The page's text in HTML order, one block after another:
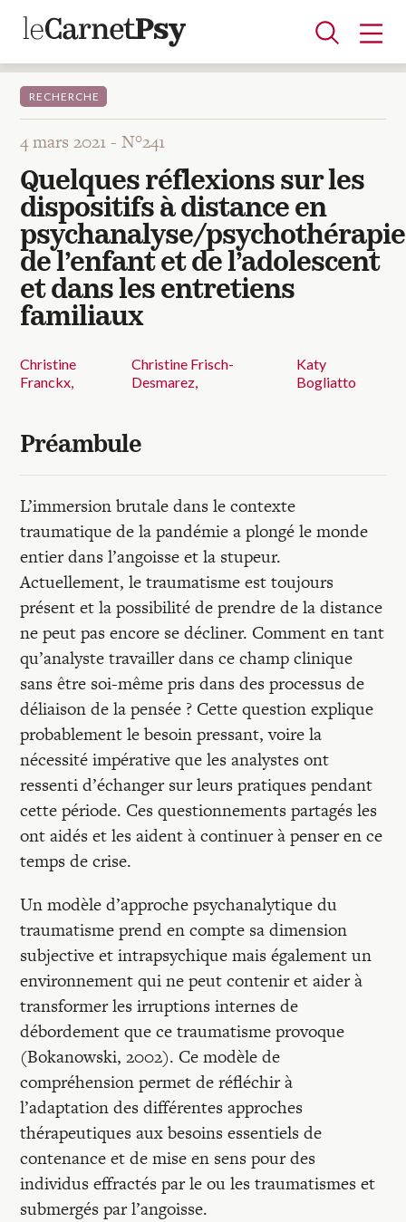
Articles
A la une
Adolescence
Dispositif
Enfance
Périnatalité
Psychanalyse
Psychopathologie
Soin
Dossiers
Auteurs
Entretiens
Revues
Colloque
Mon panier
Mon compte
RECHERCHE
4 mars 2021 -N°241
Quelques réflexions sur les
dispositifs à distance en
psychanalyse/psychothérapie
de l’enfant et de l’adolescent
et dans les entretiens
familiaux
Christine
Franckx
Christine Frisch-
Desmarez
Katy
Bogliatto
Préambule
L’immersion brutale dans le contexte
traumatique de la pandémie a plongé le monde
entier dans l’angoisse et la stupeur.
Actuellement, le traumatisme est toujours
présent et la possibilité de prendre de la distance
ne peut pas encore se décliner. Comment en tant
qu’analyste travailler dans ce champ clinique
sans être soi-même pris dans des processus de
déliaison de la pensée ? Cette question explique
probablement le besoin pressant, voire la
nécessité impérative que les analystes ont
ressenti d’échanger sur leurs pratiques pendant
cette période. Ces questionnements partagés les
ont aidés et les aident à continuer à penser en ce
temps de crise.
Un modèle d’approche psychanalytique du
traumatisme prend en compte sa dimension
subjective et intrapsychique mais également un
environnement qui ne peut contenir et aider à
transformer les irruptions internes de
débordement que ce traumatisme provoque
(Bokanowski, 2002). Ce modèle de
compréhension permet de réfléchir à
l’adaptation des différentes approches
thérapeutiques aux besoins essentiels de
contenance et de mise en sens pour des
individus effractés par le ou les traumatismes et
submergés par l’angoisse.